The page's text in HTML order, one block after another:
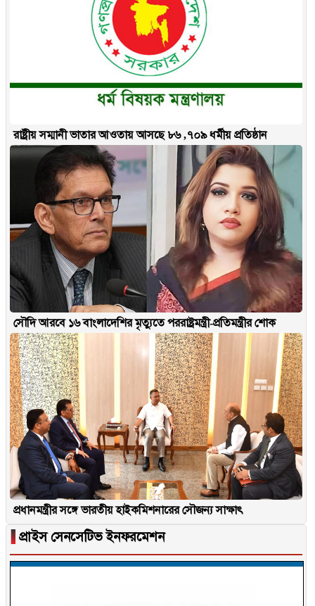
রাষ্ট্রীয় সম্মানী ভাতার আওতায় আসছে ৮৬ ,৭০৯ ধর্মীয় প্রতিষ্ঠান
সৌদি আরবে ১৬ বাংলাদেশির মৃত্যুতে পররাষ্ট্রমন্ত্রী-প্রতিমন্ত্রীর শোক
প্রধানমন্ত্রীর সঙ্গে ভারতীয় হাইকমিশনারের সৌজন্য সাক্ষাৎ
▐ প্রাইস সেনসেটিভ ইনফরমেশন